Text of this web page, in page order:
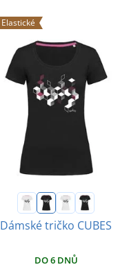
Elastické
Dámské tričko CUBES
DO 6 DNŮ